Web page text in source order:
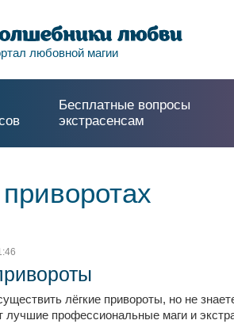
любовной магии
Бесплатные вопросы
экстрасенсам
лёгкие привороты, но не
лучшие профессиональные маги и